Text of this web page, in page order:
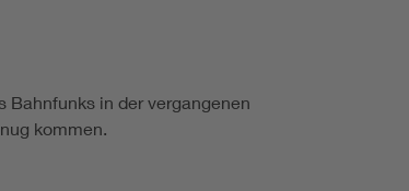
Bahnfunks in der vergangenen
kommen.